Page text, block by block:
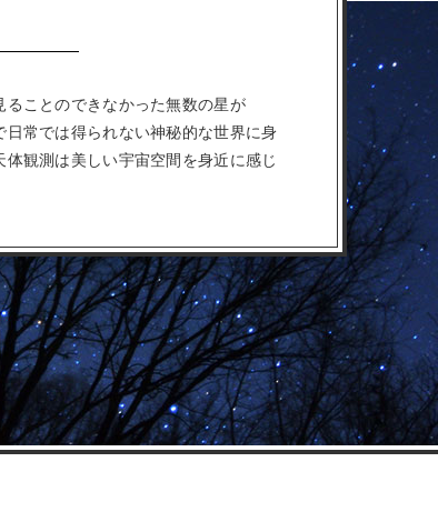
ことのできなかった無数の星が
日常では得られない神秘的な世界に身
観測は美しい宇宙空間を身近に感じ